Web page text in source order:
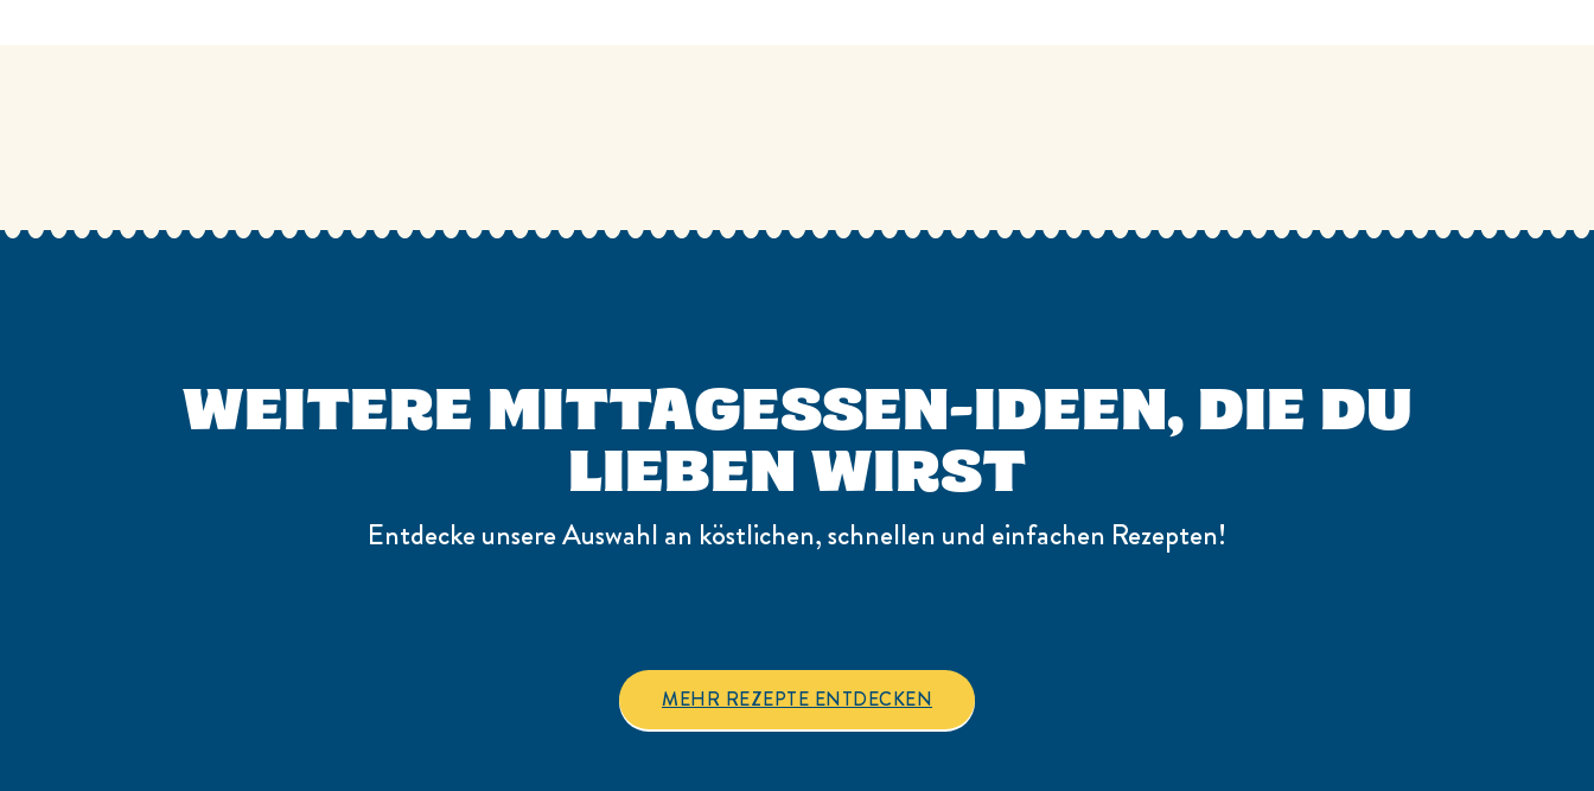
WEITERE MITTAGESSEN-IDEEN, DIE DU
LIEBEN WIRST
Entdecke unsere Auswahl an köstlichen, schnellen und einfachen Rezepten!
MEHR REZEPTE ENTDECKEN